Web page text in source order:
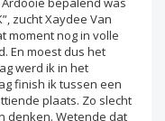
zucht Xaydee Van
moment nog in volle
En moest dus het
werd ik in het
finish ik tussen een
plaats. Zo slecht
denken. Wetende dat